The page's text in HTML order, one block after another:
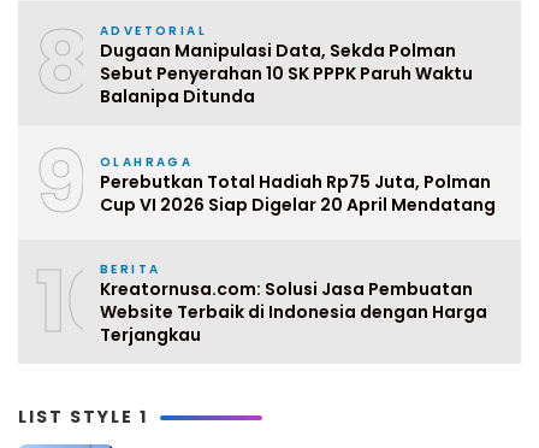
8 ADVETORIAL
Dugaan Manipulasi Data, Sekda Polman
Sebut Penyerahan 10 SK PPPK Paruh Waktu
Balanipa Ditunda
9 OLAHRAGA
Perebutkan Total Hadiah Rp75 Juta, Polman
Cup VI 2026 Siap Digelar 20 April Mendatang
10BERITA
Kreatornusa.com: Solusi Jasa Pembuatan
Website Terbaik di Indonesia dengan Harga
Terjangkau
LIST STYLE 1